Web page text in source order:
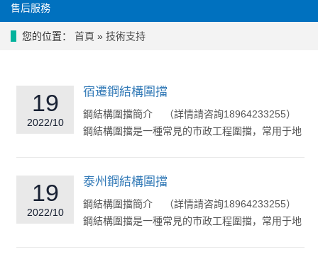
售后服務
您的位置： 首頁 » 技術支持
19
2022/10
宿遷鋼結構圍擋
鋼結構圍擋簡介 （詳情請咨詢18964233255）
鋼結構圍擋是一種常見的市政工程圍擋，常用于地
19
2022/10
泰州鋼結構圍擋
鋼結構圍擋簡介 （詳情請咨詢18964233255）
鋼結構圍擋是一種常見的市政工程圍擋，常用于地